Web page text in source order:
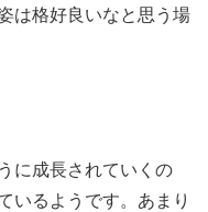
は格好良いなと思う場
に成長されていくの
いるようです。あまり